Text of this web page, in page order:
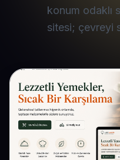
konum odaklı
sitesi; çevreyi